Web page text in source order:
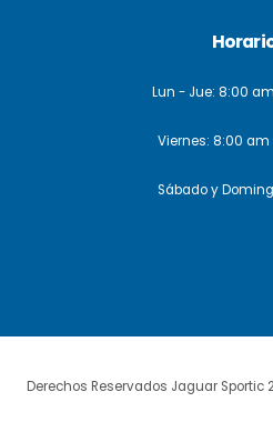
Lun - Jue: 8:00
Viernes: 8:00
Sábado y
Derechos Reservados Jaguar Sportic